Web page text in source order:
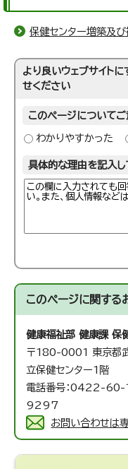
保健センター増築及
より良いウェブサイト
せください
このページについて
わかりやすかった
具体的な理由を記入し
このページに関する
健康福祉部 健康課 保
〒180-0001 東京都
立保健センター1階
電話番号：0422-
9297
お問い合わせは